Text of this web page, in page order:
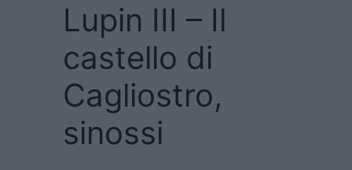
Lupin III – Il
castello di
Cagliostro,
sinossi